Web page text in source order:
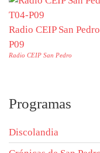
Radio CEIP San
P09
Radio CEIP San Pedro
Programas
Discolandia